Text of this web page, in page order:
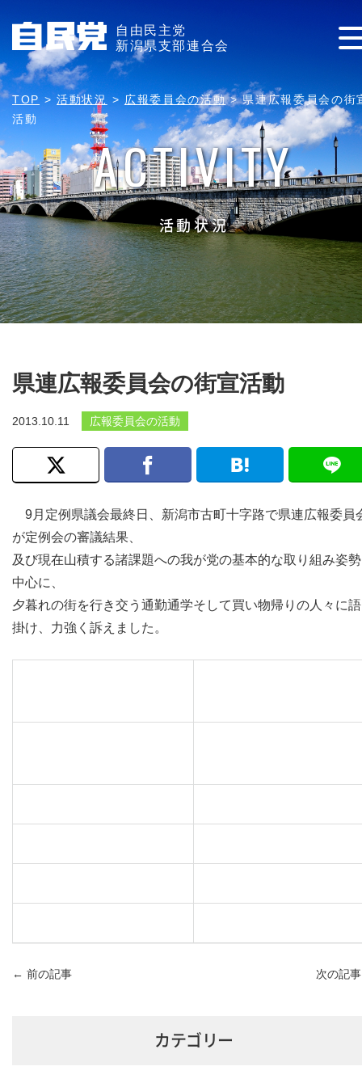
自由民主党
新潟県支部連合会
TOP >活動状況 > 広報委員会の活動>県連広報委員会の街
活動
ACTIVITY
活動状況
県連広報委員会の街宣活動
2013.10.11 広報委員会の活動
9月定例県議会最終日、新潟市古町十字路で県連広報委員
が定例会の審議結果、
及び現在山積する諸課題への我が党の基本的な取り組み姿
中心に、
夕暮れの街を行き交う通勤通学そして買い物帰りの人々に
掛け、力強く訴えました。
← 前の記事 次の記
カテゴリー